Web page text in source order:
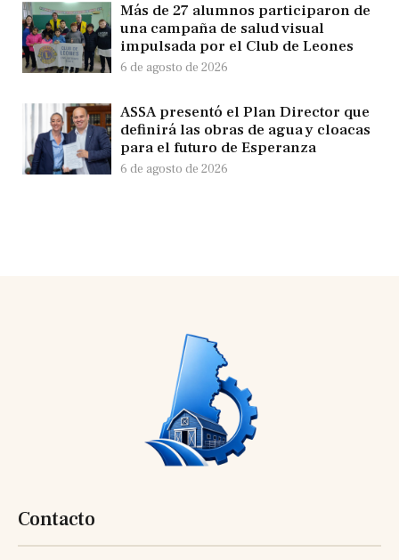
Más de 27 alumnos participaron de
una campaña de salud visual
impulsada por el Club de Leones
6 de agosto de 2026
ASSA presentó el Plan Director que
definirá las obras de agua y cloacas
para el futuro de Esperanza
6 de agosto de 2026
Contacto